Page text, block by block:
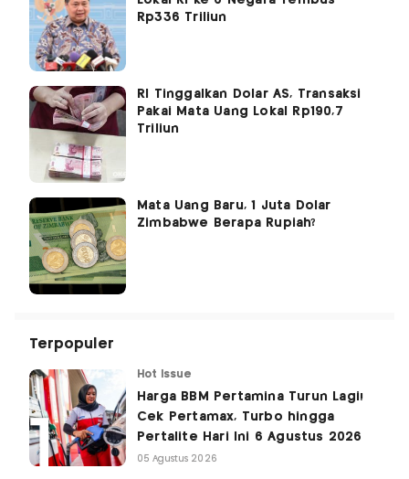
Rp336 Triliun
RI Tinggalkan Dolar AS, Transaksi
Pakai Mata Uang Lokal Rp190,7
Triliun
Mata Uang Baru, 1 Juta Dolar
Zimbabwe Berapa Rupiah?
Terpopuler
Hot Issue
Harga BBM Pertamina Turun Lagi!
Cek Pertamax, Turbo hingga
Pertalite Hari Ini 6 Agustus 2026
05 Agustus 2026